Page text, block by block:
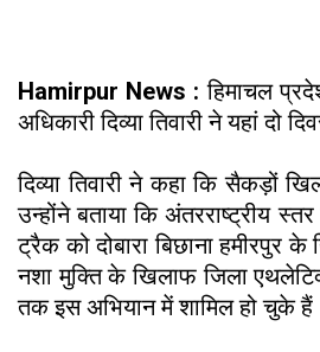
Hamirpur News : हिमाचल
अधिकारी दिव्या तिवारी ने यहां
दिव्या तिवारी ने कहा कि सैकड़ों
उन्होंने बताया कि अंतरराष्ट्रीय
ट्रैक को दोबारा बिछाना
नशा मुक्ति के खिलाफ जिला
तक इस अभियान में शामिल हो चुके